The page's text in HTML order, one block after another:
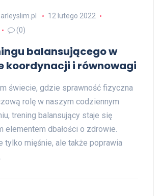
12 lutego 2022
(0)
balansującego w
koordynacji i równowagi
świecie, gdzie sprawność fizyczna
rolę w naszym codziennym
trening balansujący staje się
elementem dbałości o zdrowie.
tylko mięśnie, ale także poprawia